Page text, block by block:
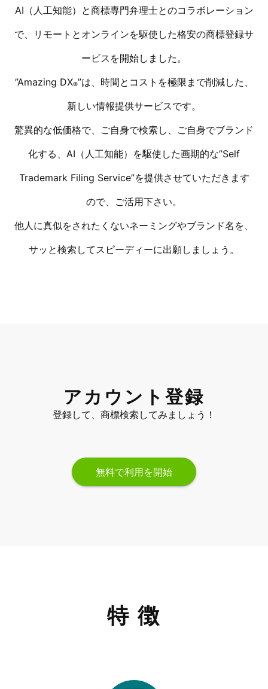
AI（人工知能）と商標専門弁理士とのコラボレーション
で、リモートとオンラインを駆使した格安の商標登録サ
ービスを開始しました。
”Amazing DX®”は、時間とコストを極限まで削減した、
新しい情報提供サービスです。
驚異的な低価格で、ご自身で検索し、ご自身でブランド
化する、AI（人工知能）を駆使した画期的な”Self
Trademark Filing Service”を提供させていただきます
ので、ご活用下さい。
他人に真似をされたくないネーミングやブランド名を、
サッと検索してスピーディーに出願しましょう。
アカウント登録
登録して、商標検索してみましょう！
無料で利用を開始
特 徴